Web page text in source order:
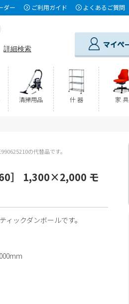
ダー ご利用ガイド よくあるご質問
詳細検索
清掃用品 什 器 家 具
の代替品です。
］ 1,300×2,000 モ
ィックダンボールです。